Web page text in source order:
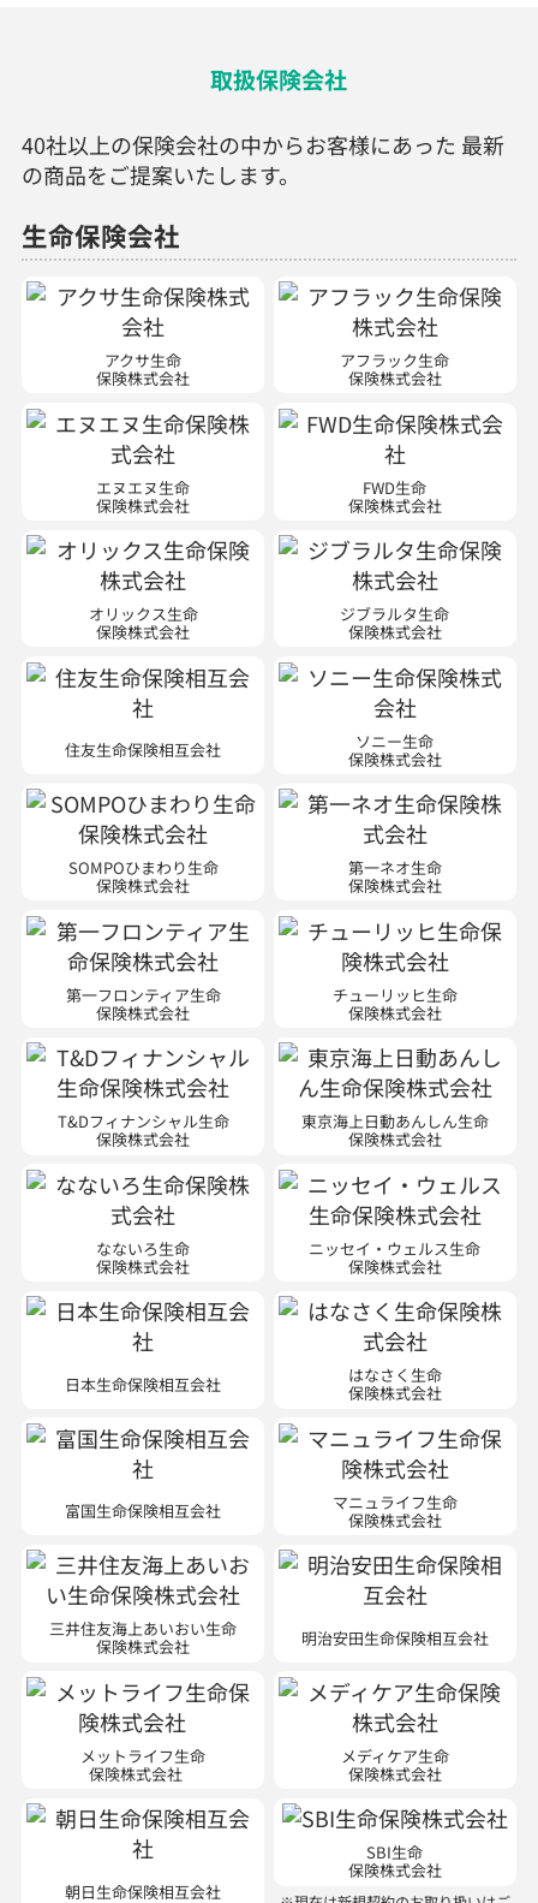
取扱保険会社
40社以上の保険会社の中からお客様にあった 最新
の商品をご提案いたします。
生命保険会社
アクサ生命
保険株式会社
アフラック生命
保険株式会社
エヌエヌ生命
保険株式会社
FWD生命
保険株式会社
オリックス生命
保険株式会社
ジブラルタ生命
保険株式会社
住友生命保険相互会社 ソニー生命
保険株式会社
SOMPOひまわり生命
保険株式会社
第一ネオ生命
保険株式会社
第一フロンティア生命
保険株式会社
チューリッヒ生命
保険株式会社
T&Dフィナンシャル生命
保険株式会社
東京海上日動あんしん生命
保険株式会社
なないろ生命
保険株式会社
ニッセイ・ウェルス生命
保険株式会社
日本生命保険相互会社 はなさく生命
保険株式会社
富国生命保険相互会社 マニュライフ生命
保険株式会社
三井住友海上あいおい生命
保険株式会社 明治安田生命保険相互会社
メットライフ生命
保険株式会社
メディケア生命
保険株式会社
朝日生命保険相互会社
SBI生命
保険株式会社